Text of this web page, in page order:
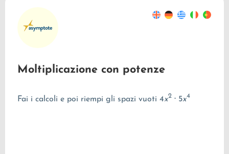
Moltiplicazione con potenze
Fai i calcoli e poi riempi gli spazi vuoti 4x2 ⋅ 5x4